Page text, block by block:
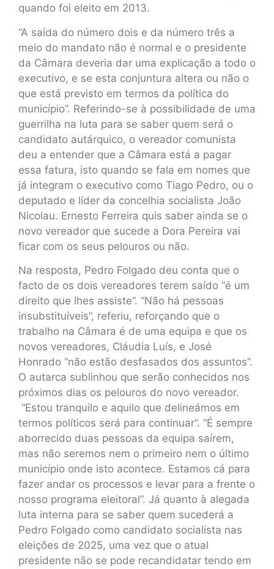
quando foi eleito em 2013.
“A saída do número dois e da número três a
meio do mandato não é normal e o presidente
da Câmara deveria dar uma explicação a todo o
executivo, e se esta conjuntura altera ou não o
que está previsto em termos da política do
município”. Referindo-se à possibilidade de uma
guerrilha na luta para se saber quem será o
candidato autárquico, o vereador comunista
deu a entender que a Câmara está a pagar
essa fatura, isto quando se fala em nomes que
já integram o executivo como Tiago Pedro, ou o
deputado e líder da concelhia socialista João
Nicolau. Ernesto Ferreira quis saber ainda se o
novo vereador que sucede a Dora Pereira vai
ficar com os seus pelouros ou não.
Na resposta, Pedro Folgado deu conta que o
facto de os dois vereadores terem saído “é um
direito que lhes assiste”. “Não há pessoas
insubstituíveis”, referiu, reforçando que o
trabalho na Câmara é de uma equipa e que os
novos vereadores, Cláudia Luís, e José
Honrado “não estão desfasados dos assuntos”.
O autarca sublinhou que serão conhecidos nos
próximos dias os pelouros do novo vereador.
“Estou tranquilo e aquilo que delineámos em
termos políticos será para continuar”. “É sempre
aborrecido duas pessoas da equipa saírem,
mas não seremos nem o primeiro nem o último
município onde isto acontece. Estamos cá para
fazer andar os processos e levar para a frente o
nosso programa eleitoral”. Já quanto à alegada
luta interna para se saber quem sucederá a
Pedro Folgado como candidato socialista nas
eleições de 2025, uma vez que o atual
presidente não se pode recandidatar tendo em